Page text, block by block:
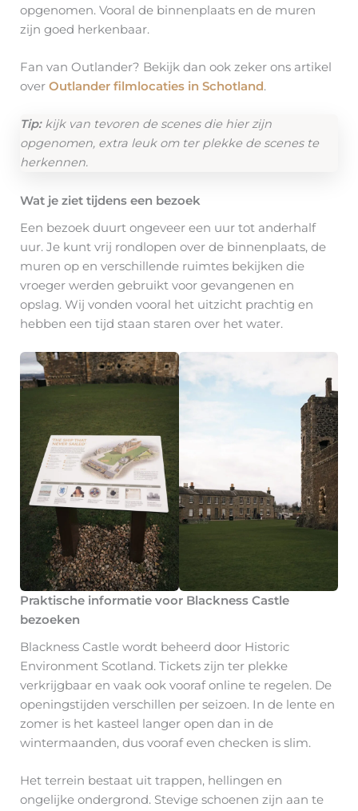
opgenomen. Vooral de binnenplaats en de muren
zijn goed herkenbaar.
Fan van Outlander? Bekijk dan ook zeker ons artikel
over Outlander filmlocaties in Schotland.
Tip:kijk van tevoren de scenes die hier zijn
opgenomen, extra leuk om ter plekke de scenes te
herkennen.
Wat je ziet tijdens een bezoek
Een bezoek duurt ongeveer een uur tot anderhalf
uur. Je kunt vrij rondlopen over de binnenplaats, de
muren op en verschillende ruimtes bekijken die
vroeger werden gebruikt voor gevangenen en
opslag. Wij vonden vooral het uitzicht prachtig en
hebben een tijd staan staren over het water.
Praktische informatie voor Blackness Castle
bezoeken
Blackness Castle wordt beheerd door Historic
Environment Scotland. Tickets zijn ter plekke
verkrijgbaar en vaak ook vooraf online te regelen. De
openingstijden verschillen per seizoen. In de lente en
zomer is het kasteel langer open dan in de
wintermaanden, dus vooraf even checken is slim.
Het terrein bestaat uit trappen, hellingen en
ongelijke ondergrond. Stevige schoenen zijn aan te